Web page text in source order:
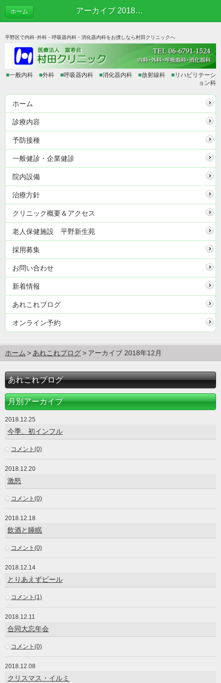
アーカイブ 2018年12月 | あれこれブログ
ホーム
平野区で内科･外科・呼吸器内科・消化器内科をお捜しなら村田クリニックへ
■一般内科 ■外科 ■呼吸器内科 ■消化器内科 ■放射線科 ■リハビリテーシ
ョン科
ホーム
診療内容
予防接種
一般健診・企業健診
院内設備
治療方針
クリニック概要＆アクセス
老人保健施設 平野新生苑
採用募集
お問い合わせ
新着情報
あれこれブログ
オンライン予約
ホーム あれこれブログ アーカイブ 2018年12月
あれこれブログ
月別アーカイブ
2018.12.25
今季、初インフル
コメント(0)
2018.12.20
激怒
コメント(0)
2018.12.18
飲酒と睡眠
コメント(0)
2018.12.14
とりあえずビール
コメント(1)
2018.12.11
合同大忘年会
コメント(0)
2018.12.08
クリスマス・イルミ